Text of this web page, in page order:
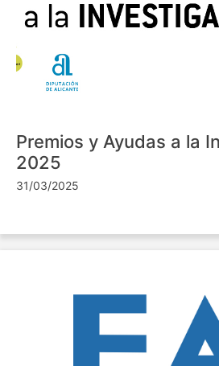
Premios y Ayudas a la
2025
31/03/2025